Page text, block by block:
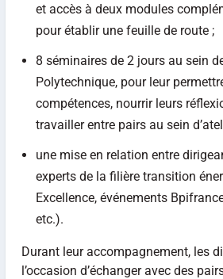
et accès à deux modules
pour établir une feuille de route ;
8 séminaires de 2 jours au sein
Polytechnique, pour leur
compétences, nourrir leurs
travailler entre pairs au sein
une mise en relation entre
experts de la filière transition
Excellence, événements
etc.).
Durant leur accompagnement, les
l’occasion d’échanger avec des